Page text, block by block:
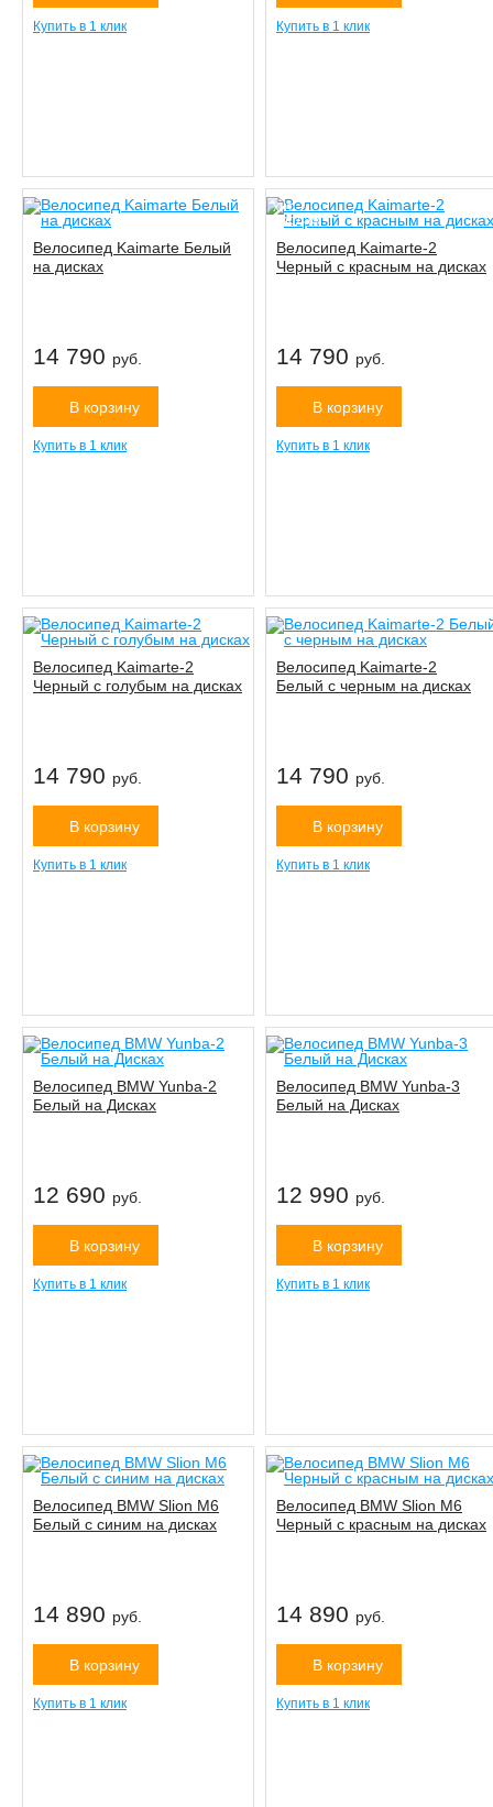
Купить в 1 клик Купить в 1 клик
Велосипед Kaimarte Белый
на дисках
14 790 руб.
В корзину
Купить в 1 клик
хит
продаж
Велосипед Kaimarte-2
Черный c красным на дисках
14 790 руб.
В корзину
Купить в 1 клик
Велосипед Kaimarte-2
Черный c голубым на дисках
14 790 руб.
В корзину
Купить в 1 клик
Велосипед Kaimarte-2
Белый с черным на дисках
14 790 руб.
В корзину
Купить в 1 клик
Велосипед BMW Yunba-2
Белый на Дисках
12 690 руб.
В корзину
Купить в 1 клик
Велосипед BMW Yunba-3
Белый на Дисках
12 990 руб.
В корзину
Купить в 1 клик
Велосипед BMW Slion M6
Белый с синим на дисках
14 890 руб.
В корзину
Купить в 1 клик
Велосипед BMW Slion M6
Черный с красным на дисках
14 890 руб.
В корзину
Купить в 1 клик